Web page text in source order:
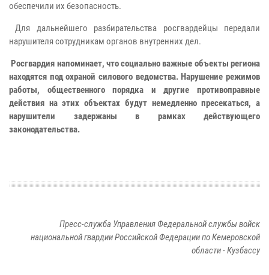
обеспечили их безопасность.
Для дальнейшего разбирательства росгвардейцы передали
нарушителя сотрудникам органов внутренних дел.
Росгвардия напоминает, что социально важные объекты региона
находятся под охраной силового ведомства. Нарушение режимов
работы, общественного порядка и другие противоправные
действия на этих объектах будут немедленно пресекаться, а
нарушители задержаны в рамках действующего
законодательства.
Пресс-служба Управления Федеральной службы войск
национальной гвардии Российской Федерации по Кемеровской
области - Кузбассу